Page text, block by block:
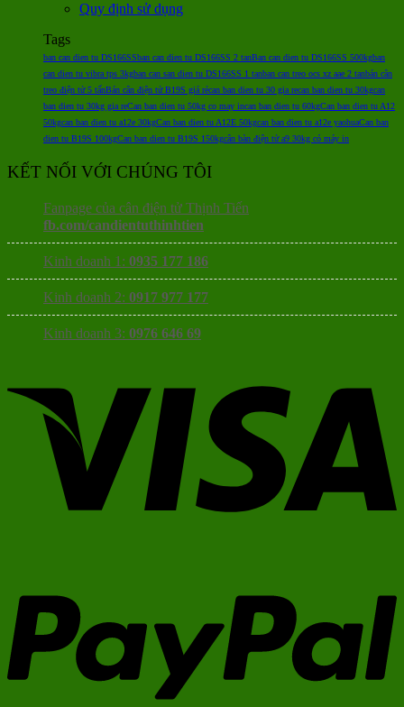
Quy định sử dụng
Tags
ban can dien tu DS166SSban can dien tu DS166SS 2 tanBan can dien tu DS166SS 500kgban
can dien tu vibra tps 3kgban can san dien tu DS166SS 1 tanban can treo ocs xz aae 2 tanbán cân
treo điện tử 5 tấnBán cân điện tử B19S giá rẻcan ban dien tu 30 gia recan ban dien tu 30kgcan
ban dien tu 30kg gia reCan ban dien tu 50kg co may incan ban dien tu 60kgCan ban dien tu A12
50kgcan ban dien tu a12e 30kgCan ban dien tu A12E 50kgcan ban dien tu a12e yaohuaCan ban
dien tu B19S 100kgCan ban dien tu B19S 150kgcân bàn điện tử a9 30kg có máy in
KẾT NỐI VỚI CHÚNG TÔI
Fanpage của cân điện tử Thịnh Tiến
fb.com/candientuthinhtien
Kinh doanh 1: 0935 177 186
Kinh doanh 2: 0917 977 177
Kinh doanh 3: 0976 646 69